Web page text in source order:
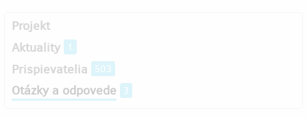
Projekt
Aktuality
1
Prispievatelia 503
Otázky a odpovede 3